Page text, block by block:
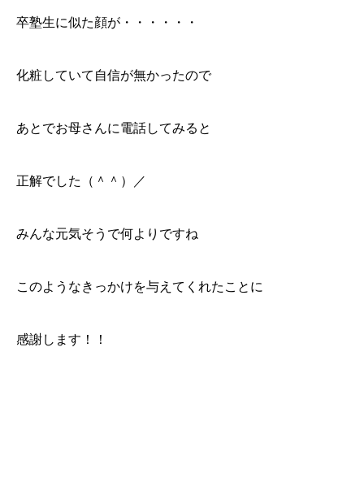
卒塾生に似た顔が・・・・・・
化粧していて自信が無かったので
あとでお母さんに電話してみると
正解でした（＾＾）／
みんな元気そうで何よりですね
このようなきっかけを与えてくれたことに
感謝します！！